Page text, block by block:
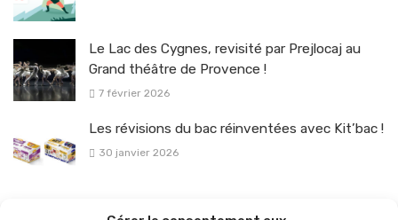
Le Lac des Cygnes, revisité par Prejlocaj au
Grand théâtre de Provence !
7 février 2026
Les révisions du bac réinventées avec Kit’bac !
30 janvier 2026